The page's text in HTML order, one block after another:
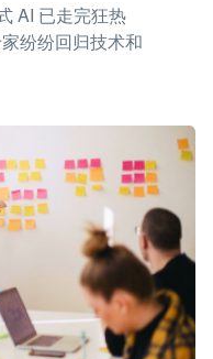
AI 已走完狂热
纷纷回归技术和